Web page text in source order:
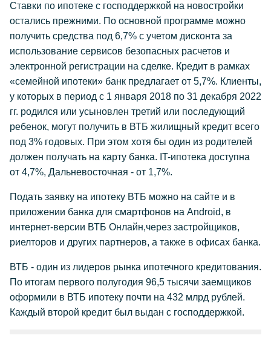
Ставки по ипотеке с господдержкой на новостройки
остались прежними. По основной программе можно
получить средства под 6,7% с учетом дисконта за
использование сервисов безопасных расчетов и
электронной регистрации на сделке. Кредит в рамках
«семейной ипотеки» банк предлагает от 5,7%. Клиенты,
у которых в период с 1 января 2018 по 31 декабря 2022
гг. родился или усыновлен третий или последующий
ребенок, могут получить в ВТБ жилищный кредит всего
под 3% годовых. При этом хотя бы один из родителей
должен получать на карту банка. IT-ипотека доступна
от 4,7%, Дальневосточная - от 1,7%.
Подать заявку на ипотеку ВТБ можно на сайте и в
приложении банка для смартфонов на Android, в
интернет-версии ВТБ Онлайн,через застройщиков,
риелторов и других партнеров, а также в офисах банка.
ВТБ - один из лидеров рынка ипотечного кредитования.
По итогам первого полугодия 96,5 тысячи заемщиков
оформили в ВТБ ипотеку почти на 432 млрд рублей.
Каждый второй кредит был выдан с господдержкой.